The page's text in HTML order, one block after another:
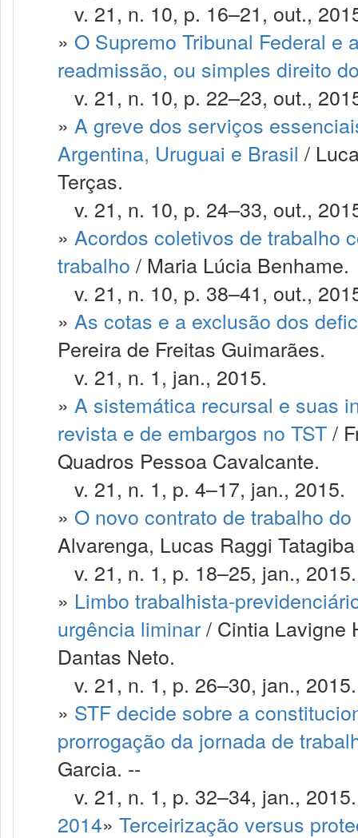
v. 21, n. 10, p. 16–21, out.,
» O Supremo Tribunal Federal e
readmissão, ou simples direito
v. 21, n. 10, p. 22–23, out.,
» A greve dos serviços
Argentina, Uruguai e Brasil /
Terças.
v. 21, n. 10, p. 24–33, out.,
» Acordos coletivos de trabalho
trabalho / Maria Lúcia Benhame.
v. 21, n. 10, p. 38–41, out.,
» As cotas e a exclusão dos
Pereira de Freitas Guimarães.
v. 21, n. 1, jan., 2015.
» A sistemática recursal e suas
revista e de embargos no TST/
Quadros Pessoa Cavalcante.
v. 21, n. 1, p. 4–17, jan., 2015.
» O novo contrato de trabalho
Alvarenga, Lucas Raggi
v. 21, n. 1, p. 18–25, jan., 2015.
» Limbo trabalhista-
urgência liminar/ Cintia Lavigne
Dantas Neto.
v. 21, n. 1, p. 26–30, jan., 2015.
» STF decide sobre a
prorrogação da jornada de
Garcia. --
v. 21, n. 1, p. 32–34, jan., 2015.
2014» Terceirização versus